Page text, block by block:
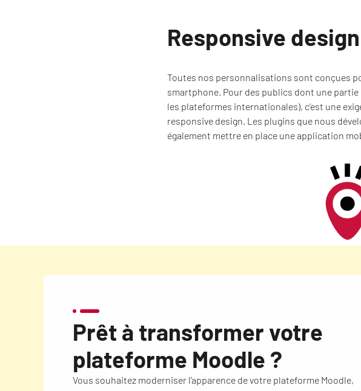
Responsive design
Toutes nos personnalisations sont conçues
smartphone. Pour des publics dont une
les plateformes internationales), c’est une
responsive design. Les plugins que nous
également mettre en place une application
Prêt à transformer votre
plateforme Moodle ?
Vous souhaitez moderniser l’apparence de votre plateforme Moodle,